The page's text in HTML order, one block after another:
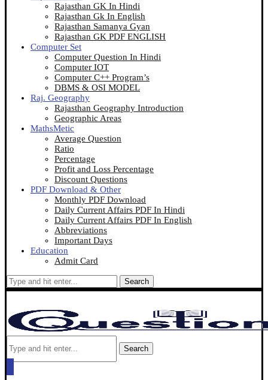
Rajasthan GK In Hindi
Rajasthan Gk In English
Rajasthan Samanya Gyan
Rajasthan GK PDF ENGLISH
Computer Set
Computer Question In Hindi
Computer IOT
Computer C++ Program’s
DBMS & OSI MODEL
Raj. Geography
Rajasthan Geography Introduction
Geographic Areas
MathsMetic
Average Question
Ratio
Percentage
Profit and Loss Percentage
Discount Questions
PDF Download & Other
Monthly PDF Download
Daily Current Affairs PDF In Hindi
Daily Current Affairs PDF In English
Abbreviations
Important Days
Education
Admit Card
Search
Search